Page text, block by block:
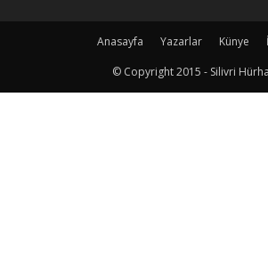
Anasayfa Yazarlar Künye
© Copyright 2015 - Silivri